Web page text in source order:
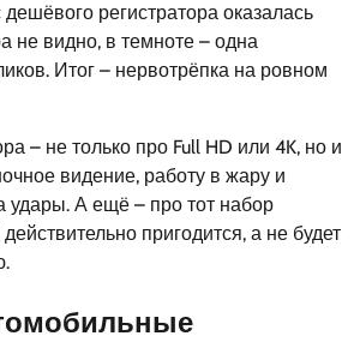
дешёвого регистратора оказалась
не видно, в темноте – одна
Итог – нервотрёпка на ровном
– не только про Full HD или 4K, но и
видение, работу в жару и
удары. А ещё – про тот набор
пригодится, а не будет